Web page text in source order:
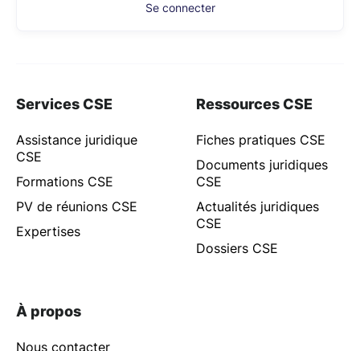
Se connecter
Services CSE
Assistance juridique
CSE
Formations CSE
PV de réunions CSE
Expertises
Ressources CSE
Fiches pratiques CSE
Documents juridiques
CSE
Actualités juridiques
CSE
Dossiers CSE
À propos
Nous contacter